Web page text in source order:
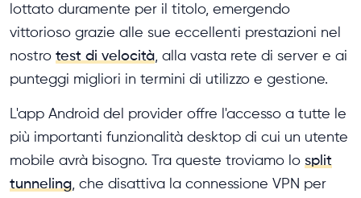
lottato duramente per il titolo, emergendo
vittorioso grazie alle sue eccellenti prestazioni nel
nostro test di velocità, alla vasta rete di server e ai
punteggi migliori in termini di utilizzo e gestione.
L'app Android del provider offre l'accesso a tutte le
più importanti funzionalità desktop di cui un utente
mobile avrà bisogno. Tra queste troviamo lo split
tunneling, che disattiva la connessione VPN per